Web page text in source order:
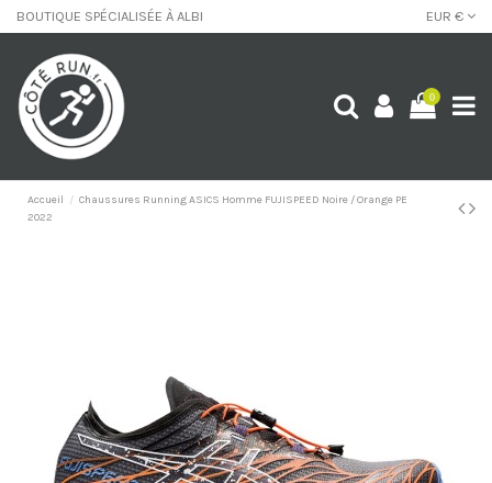
BOUTIQUE SPÉCIALISÉE À ALBI EUR €
0
Accueil
Chaussures Running ASICS Homme FUJISPEED Noire / Orange PE
2022